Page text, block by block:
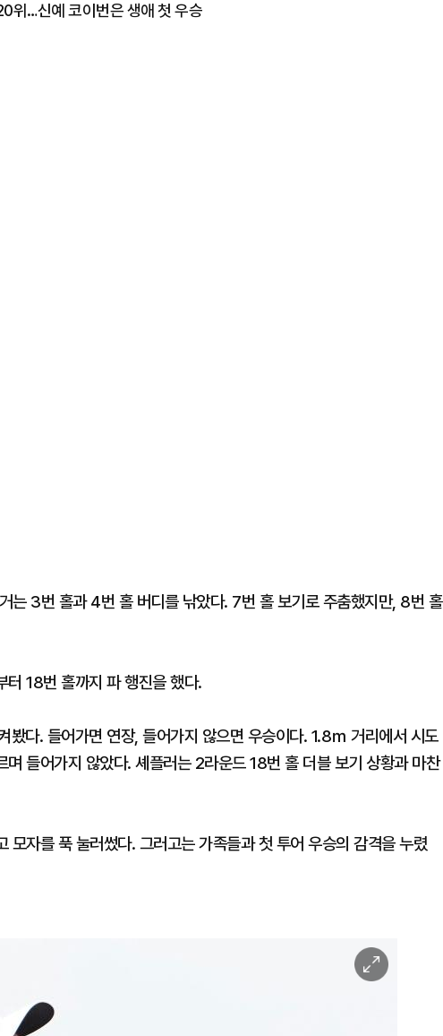
위…신예 코이번은 생애 첫 우승
는 3번 홀과 4번 홀 버디를 낚았다. 7번 홀 보기로 주춤했지만, 8번 홀
18번 홀까지 파 행진을 했다.
봤다. 들어가면 연장, 들어가지 않으면 우승이다. 1.8ｍ 거리에서 시도
며 들어가지 않았다. 셰플러는 2라운드 18번 홀 더블 보기 상황과 마찬
모자를 푹 눌러썼다. 그러고는 가족들과 첫 투어 우승의 감격을 누렸
이
미